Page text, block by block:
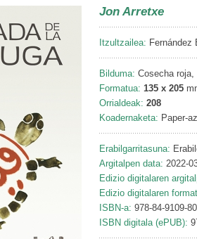
Jon Arretxe
Itzultzailea: Fernández
Bilduma: Cosecha roja,
Formatua: 135 x 205
Orrialdeak: 208
Koadernaketa: Paper-
Erabilgarritasuna:
Argitalpen data: 2022-
Edizio digitalaren
Edizio digitalaren
ISBN-a: 978-84-9109-
ISBN digitala (ePUB):